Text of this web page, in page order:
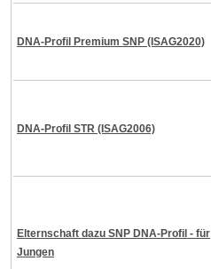
DNA-Profil Premium SNP (ISAG2020)
DNA-Profil STR (ISAG2006)
Elternschaft dazu SNP DNA-Profil - für
Jungen